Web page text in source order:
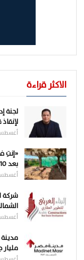
الاكثر قراءة
أغسطس 8,
«إنتِ
بعد 10 سنوات من…
أغسطس 9,
شركة
أغسطس 8,